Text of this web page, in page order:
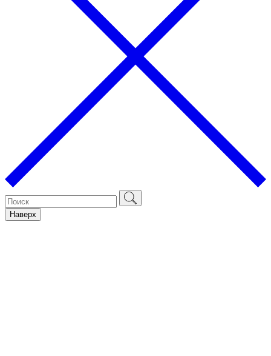
Наверх